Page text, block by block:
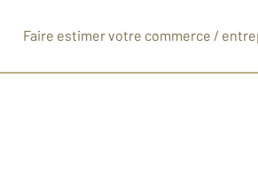
Faire estimer votre commerce /